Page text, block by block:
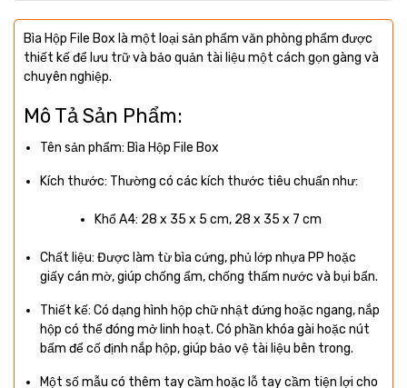
Bìa Hộp File Box là một loại sản phẩm văn phòng phẩm được
thiết kế để lưu trữ và bảo quản tài liệu một cách gọn gàng và
chuyên nghiệp.
Mô Tả Sản Phẩm:
Tên sản phẩm: Bìa Hộp File Box
Kích thước: Thường có các kích thước tiêu chuẩn như:
Khổ A4: 28 x 35 x 5 cm, 28 x 35 x 7 cm
Chất liệu: Được làm từ bìa cứng, phủ lớp nhựa PP hoặc
giấy cán mờ, giúp chống ẩm, chống thấm nước và bụi bẩn.
Thiết kế: Có dạng hình hộp chữ nhật đứng hoặc ngang, nắp
hộp có thể đóng mở linh hoạt. Có phần khóa gài hoặc nút
bấm để cố định nắp hộp, giúp bảo vệ tài liệu bên trong.
Một số mẫu có thêm tay cầm hoặc lỗ tay cầm tiện lợi cho